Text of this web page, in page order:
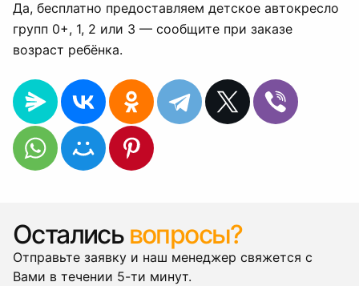
Да, бесплатно предоставляем детское автокресло
групп 0+, 1, 2 или 3 — сообщите при заказе
возраст ребёнка.
Остались вопросы?
Отправьте заявку и наш менеджер свяжется с
Вами в течении 5-ти минут.